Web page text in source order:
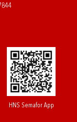
HNS Semafor App